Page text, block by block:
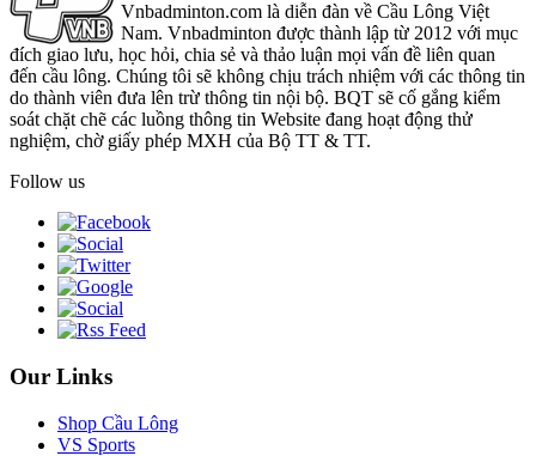
Vnbadminton.com là diễn đàn về Cầu Lông Việt
Nam. Vnbadminton được thành lập từ 2012 với mục
đích giao lưu, học hỏi, chia sẻ và thảo luận mọi vấn đề liên quan
đến cầu lông. Chúng tôi sẽ không chịu trách nhiệm với các thông tin
do thành viên đưa lên trừ thông tin nội bộ. BQT sẽ cố gắng kiểm
soát chặt chẽ các luồng thông tin Website đang hoạt động thử
nghiệm, chờ giấy phép MXH của Bộ TT & TT.
Follow us
Our Links
Shop Cầu Lông
VS Sports